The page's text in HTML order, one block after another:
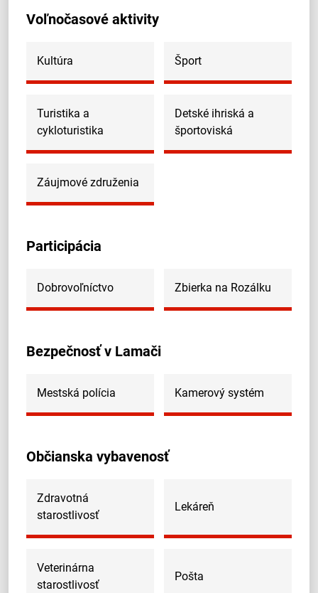
Voľnočasové aktivity
Kultúra Šport
Turistika a
cykloturistika
Detské ihriská a
športoviská
Záujmové združenia
Participácia
Dobrovoľníctvo Zbierka na Rozálku
Bezpečnosť v Lamači
Mestská polícia Kamerový systém
Občianska vybavenosť
Zdravotná
starostlivosť
Lekáreň
Veterinárna
starostlivosť
Pošta